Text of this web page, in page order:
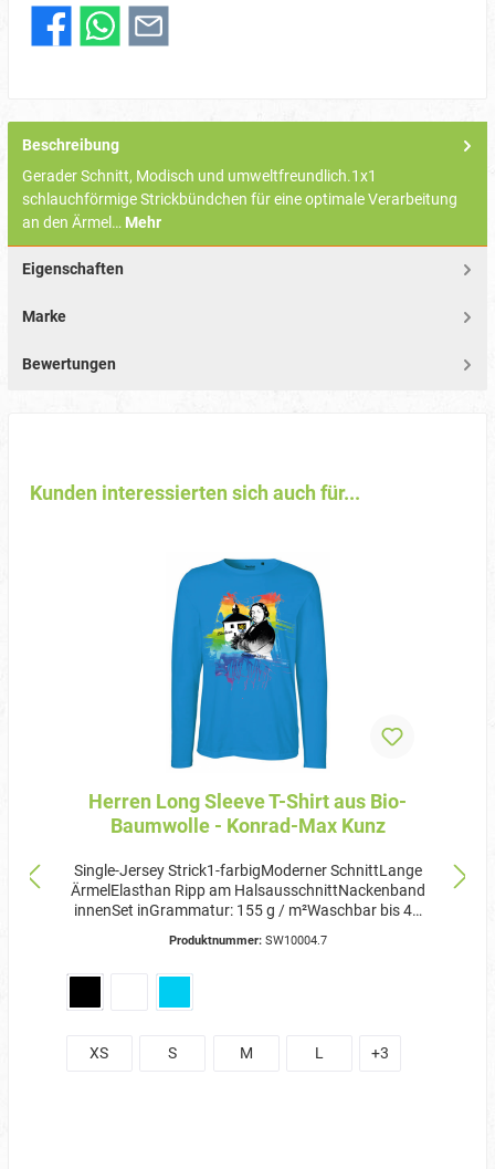
Beschreibung
Gerader Schnitt, Modisch und umweltfreundlich.1x1
schlauchförmige Strickbündchen für eine optimale Verarbeitung
an den Ärmel… Mehr
Eigenschaften
Marke
Bewertungen
Kunden interessierten sich auch für...
Herren Long Sleeve T-Shirt aus Bio-
Baumwolle - Konrad-Max Kunz
Single-Jersey Strick1-farbigModerner SchnittLange
ÄrmelElasthan Ripp am HalsausschnittNackenband
innenSet inGrammatur: 155 g / m²Waschbar bis 40
Grad waschbar)Zertifizierung:Fairtrade-zertifizierte
Baumwolle100 % Bio-BaumwolleOeko-TexSA8000EU
Produktnummer: SW10004.7
XS S M L +3